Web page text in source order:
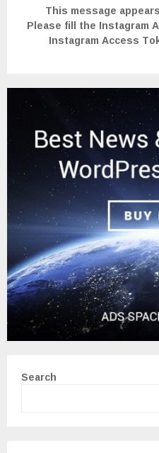
This message
Please fill the Instagram
Instagram Access
Search